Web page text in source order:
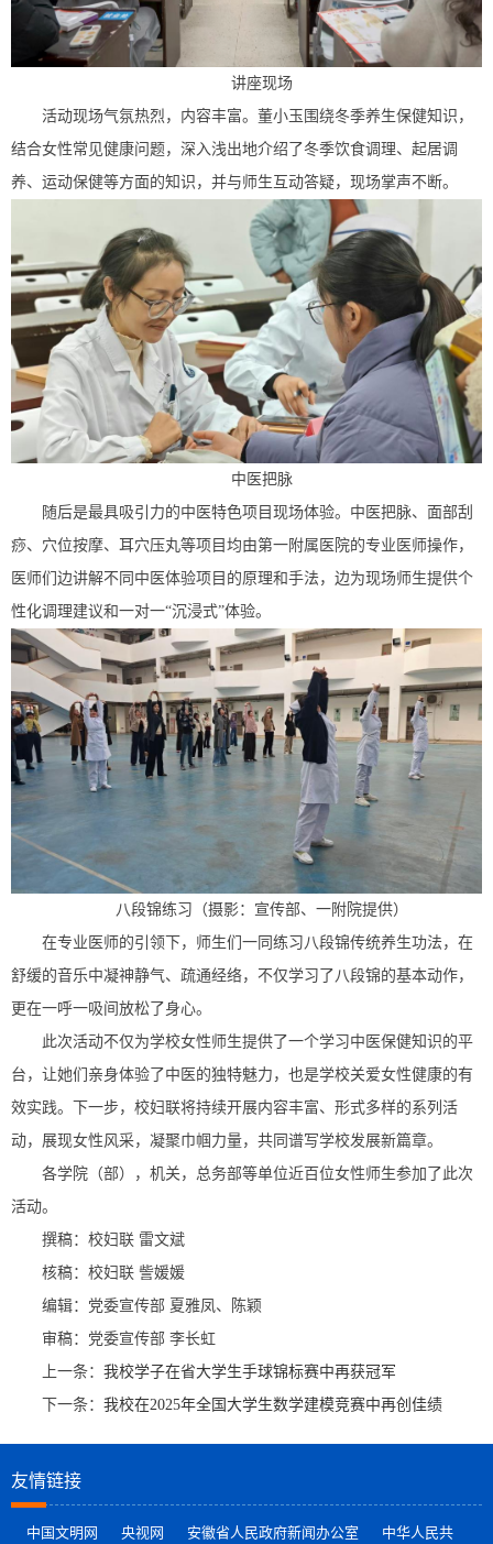
讲座现场
活动现场气氛热烈，内容丰富。董小玉围绕冬季养生保健知识，
结合女性常见健康问题，深入浅出地介绍了冬季饮食调理、起居调
养、运动保健等方面的知识，并与师生互动答疑，现场掌声不断。
中医把脉
随后是最具吸引力的中医特色项目现场体验。中医把脉、面部刮
痧、穴位按摩、耳穴压丸等项目均由第一附属医院的专业医师操作，
医师们边讲解不同中医体验项目的原理和手法，边为现场师生提供个
性化调理建议和一对一“沉浸式”体验。
八段锦练习（摄影：宣传部、一附院提供）
在专业医师的引领下，师生们一同练习八段锦传统养生功法，在
舒缓的音乐中凝神静气、疏通经络，不仅学习了八段锦的基本动作，
更在一呼一吸间放松了身心。
此次活动不仅为学校女性师生提供了一个学习中医保健知识的平
台，让她们亲身体验了中医的独特魅力，也是学校关爱女性健康的有
效实践。下一步，校妇联将持续开展内容丰富、形式多样的系列活
动，展现女性风采，凝聚巾帼力量，共同谱写学校发展新篇章。
各学院（部），机关，总务部等单位近百位女性师生参加了此次
活动。
撰稿：校妇联 雷文斌
核稿：校妇联 訾媛媛
编辑：党委宣传部 夏雅凤、陈颖
审稿：党委宣传部 李长虹
上一条： 我校学子在省大学生手球锦标赛中再获冠军
下一条： 我校在2025年全国大学生数学建模竞赛中再创佳绩
友情链接
中国文明网 央视网 安徽省人民政府新闻办公室 中华人民共